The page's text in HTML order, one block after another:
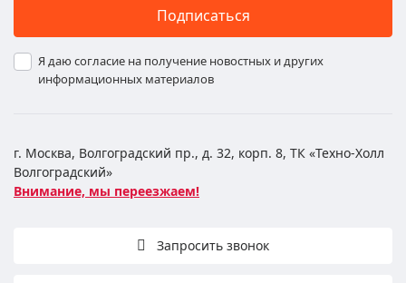
Подписаться
Я даю согласие на получение новостных и других
информационных материалов
г. Москва, Волгоградский пр., д. 32, корп. 8, ТК «Техно-Холл
Волгоградский»
Внимание, мы переезжаем!
Запросить звонок